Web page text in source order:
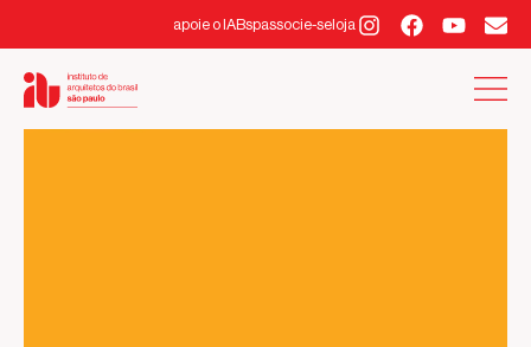
apoie o IABspassocie-seloja